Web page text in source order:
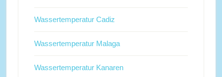
Wassertemperatur Cadiz
Wassertemperatur Malaga
Wassertemperatur Kanaren